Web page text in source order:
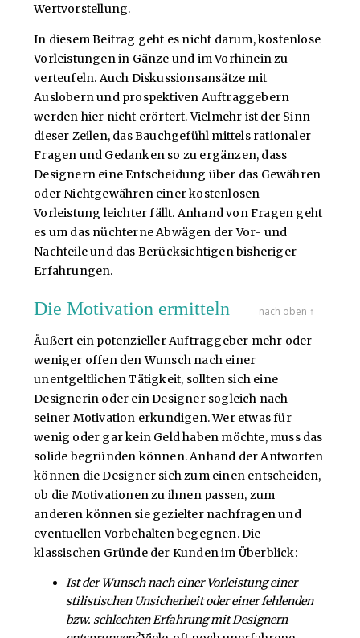
Wertvorstellung.
In diesem Beitrag geht es nicht darum, kostenlose
Vorleistungen in Gänze und im Vorhinein zu
verteufeln. Auch Diskussionsansätze mit
Auslobern und prospektiven Auftraggebern
werden hier nicht erörtert. Vielmehr ist der Sinn
dieser Zeilen, das Bauchgefühl mittels rationaler
Fragen und Gedanken so zu ergänzen, dass
Designern eine Entscheidung über das Gewähren
oder Nichtgewähren einer kostenlosen
Vorleistung leichter fällt. Anhand von Fragen geht
es um das nüchterne Abwägen der Vor- und
Nachteile und das Berücksichtigen bisheriger
Erfahrungen.
Die Motivation ermitteln nach oben ↑
Äußert ein potenzieller Auftraggeber mehr oder
weniger offen den Wunsch nach einer
unentgeltlichen Tätigkeit, sollten sich eine
Designerin oder ein Designer sogleich nach
seiner Motivation erkundigen. Wer etwas für
wenig oder gar kein Geld haben möchte, muss das
solide begründen können. Anhand der Antworten
können die Designer sich zum einen entscheiden,
ob die Motivationen zu ihnen passen, zum
anderen können sie gezielter nachfragen und
eventuellen Vorbehalten begegnen. Die
klassischen Gründe der Kunden im Überblick:
Ist der Wunsch nach einer Vorleistung einer
stilistischen Unsicherheit oder einer fehlenden
bzw. schlechten Erfahrung mit Designern